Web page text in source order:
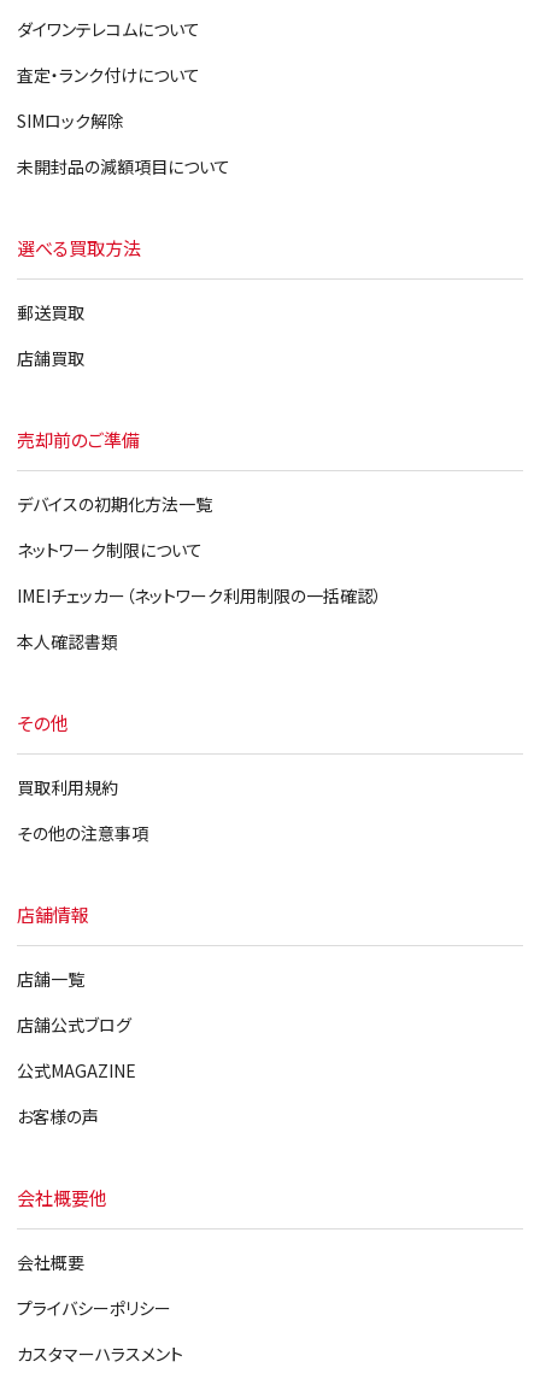
ダイワンテレコムについて
査定・ランク付けについて
SIMロック解除
未開封品の減額項目について
選べる買取方法
郵送買取
店舗買取
売却前のご準備
デバイスの初期化方法一覧
ネットワーク制限について
IMEIチェッカー（ネットワーク利用制限の一括確認）
本人確認書類
その他
買取利用規約
その他の注意事項
店舗情報
店舗一覧
店舗公式ブログ
公式MAGAZINE
お客様の声
会社概要他
会社概要
プライバシーポリシー
カスタマーハラスメント